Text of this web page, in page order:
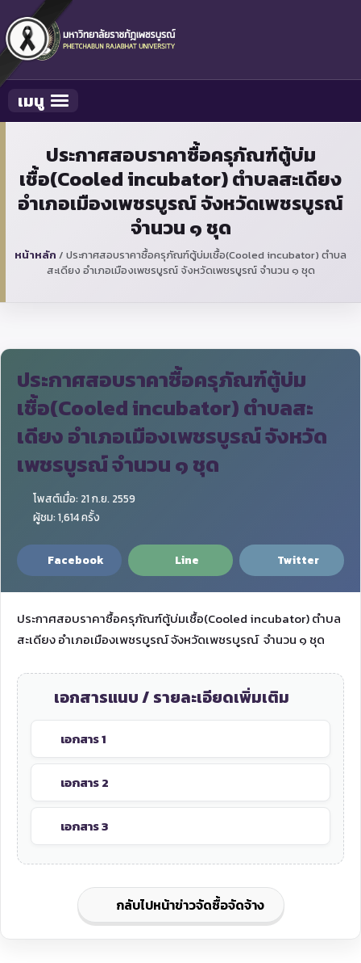
Toggle navigation
เมนู
ประกาศสอบราคาซื้อครุภัณฑ์ตู้บ่ม
เชื้อ(Cooled incubator) ตำบลสะเดียง
อำเภอเมืองเพชรบูรณ์ จังหวัดเพชรบูรณ์
จำนวน ๑ ชุด
หน้าหลัก / ประกาศสอบราคาซื้อครุภัณฑ์ตู้บ่มเชื้อ(Cooled incubator) ตำบล
สะเดียง อำเภอเมืองเพชรบูรณ์ จังหวัดเพชรบูรณ์ จำนวน ๑ ชุด
ประกาศสอบราคาซื้อครุภัณฑ์ตู้บ่ม
เชื้อ(Cooled incubator) ตำบลสะ
เดียง อำเภอเมืองเพชรบูรณ์ จังหวัด
เพชรบูรณ์ จำนวน ๑ ชุด
โพสต์เมื่อ: 21 ก.ย. 2559
ผู้ชม: 1,614 ครั้ง
Facebook Line Twitter
ประกาศสอบราคาซื้อครุภัณฑ์ตู้บ่มเชื้อ(Cooled incubator) ตำบล
สะเดียง อำเภอเมืองเพชรบูรณ์ จังหวัดเพชรบูรณ์ จำนวน ๑ ชุด
เอกสารแนบ / รายละเอียดเพิ่มเติม
เอกสาร 1
เอกสาร 2
เอกสาร 3
กลับไปหน้าข่าวจัดซื้อจัดจ้าง